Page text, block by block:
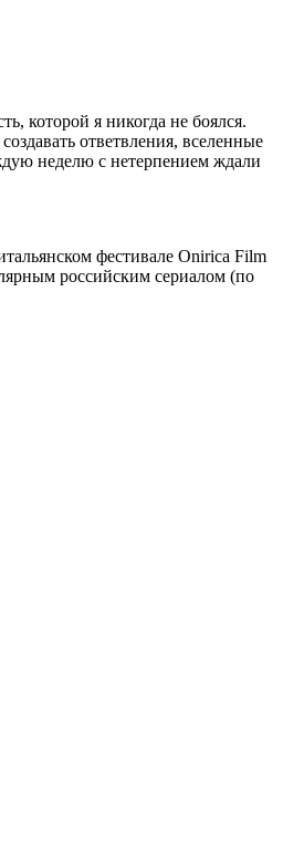
которой я никогда не боялся.
ответвления, вселенные
неделю с нетерпением ждали
фестивале Onirica Film
российским сериалом (по